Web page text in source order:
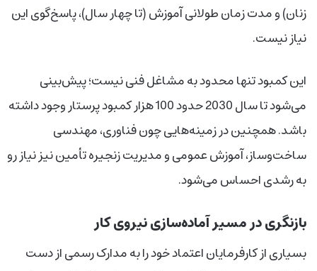
زنان) و مدت زمان طولانی آموزش (تا چهار سال)، پاسخ‌گوی این
نیاز نیست.
این کمبود تنها محدود به مشاغل فنی نیست؛ پیش‌بینی
می‌شود تا سال 2030 حدود 100 هزار کمبود پرستار وجود داشته
باشد. همچنین در زمینه‌هایی چون فناوری، مهندسی
ساخت‌وساز، آموزش عمومی و مدیریت زنجیره تأمین نیز نیاز رو
به رشدی احساس می‌شود.
بازنگری در مسیر آماده‌سازی نیروی کار
بسیاری از کارفرمایان اعتماد خود را به مدارک رسمی از دست